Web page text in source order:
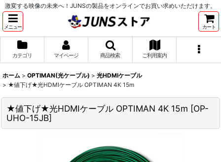
激変する映像の未来へ！JUNSの製品をオンラインでお買い求めいただけます。
メニュー カート
カテゴリ マイページ 商品検索 ご利用案内
ホーム > OPTIMAN(光ケーブル) > 光HDMIケーブル
> ★値下げ★光HDMIケーブル OPTIMAN 4K 15m
★値下げ★光HDMIケーブル OPTIMAN 4K 15m [OP-
UHO-15JB]